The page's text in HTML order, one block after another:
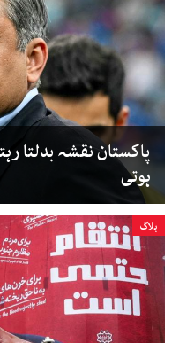
پاکستان نقشہ بدلتا
ہوتی
بلاگ